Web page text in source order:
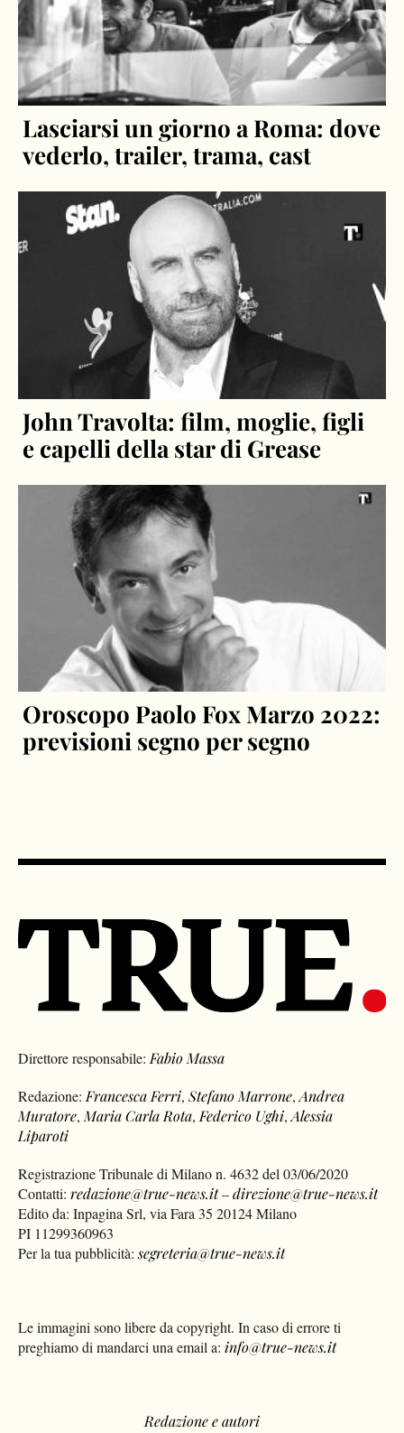
Lasciarsi un giorno a Roma: dove
vederlo, trailer, trama, cast
John Travolta: film, moglie, figli
e capelli della star di Grease
Oroscopo Paolo Fox Marzo 2022:
previsioni segno per segno
Direttore responsabile: Fabio Massa
Redazione: Francesca Ferri,Stefano Marrone,Andrea
Muratore, Maria Carla Rota, Federico Ughi,Alessia
Liparoti
Registrazione Tribunale di Milano n. 4632 del 03/06/2020
Contatti:redazione@true-news.it–direzione@true-news.it
Edito da: Inpagina Srl, via Fara 35 20124 Milano
PI 11299360963
Per la tua pubblicità:segreteria@true-news.it
Le immagini sono libere da copyright. In caso di errore ti
preghiamo di mandarci una email a: info@true-news.it
Redazione e autori